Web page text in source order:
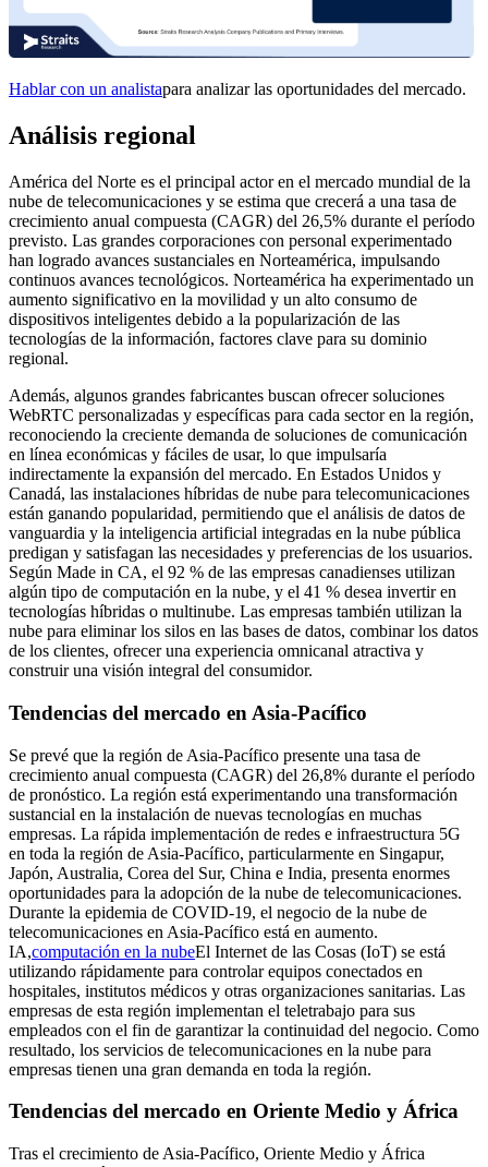
Hablar con un analistapara analizar las oportunidades del mercado.
Análisis regional
América del Norte es el principal actor en el mercado mundial de la
nube de telecomunicaciones y se estima que crecerá a una tasa de
crecimiento anual compuesta (CAGR) del 26,5% durante el período
previsto. Las grandes corporaciones con personal experimentado
han logrado avances sustanciales en Norteamérica, impulsando
continuos avances tecnológicos. Norteamérica ha experimentado un
aumento significativo en la movilidad y un alto consumo de
dispositivos inteligentes debido a la popularización de las
tecnologías de la información, factores clave para su dominio
regional.
Además, algunos grandes fabricantes buscan ofrecer soluciones
WebRTC personalizadas y específicas para cada sector en la región,
reconociendo la creciente demanda de soluciones de comunicación
en línea económicas y fáciles de usar, lo que impulsaría
indirectamente la expansión del mercado. En Estados Unidos y
Canadá, las instalaciones híbridas de nube para telecomunicaciones
están ganando popularidad, permitiendo que el análisis de datos de
vanguardia y la inteligencia artificial integradas en la nube pública
predigan y satisfagan las necesidades y preferencias de los usuarios.
Según Made in CA, el 92 % de las empresas canadienses utilizan
algún tipo de computación en la nube, y el 41 % desea invertir en
tecnologías híbridas o multinube. Las empresas también utilizan la
nube para eliminar los silos en las bases de datos, combinar los datos
de los clientes, ofrecer una experiencia omnicanal atractiva y
construir una visión integral del consumidor.
Tendencias del mercado en Asia-Pacífico
Se prevé que la región de Asia-Pacífico presente una tasa de
crecimiento anual compuesta (CAGR) del 26,8% durante el período
de pronóstico. La región está experimentando una transformación
sustancial en la instalación de nuevas tecnologías en muchas
empresas. La rápida implementación de redes e infraestructura 5G
en toda la región de Asia-Pacífico, particularmente en Singapur,
Japón, Australia, Corea del Sur, China e India, presenta enormes
oportunidades para la adopción de la nube de telecomunicaciones.
Durante la epidemia de COVID-19, el negocio de la nube de
telecomunicaciones en Asia-Pacífico está en aumento.
IA,computación en la nubeEl Internet de las Cosas (IoT) se está
utilizando rápidamente para controlar equipos conectados en
hospitales, institutos médicos y otras organizaciones sanitarias. Las
empresas de esta región implementan el teletrabajo para sus
empleados con el fin de garantizar la continuidad del negocio. Como
resultado, los servicios de telecomunicaciones en la nube para
empresas tienen una gran demanda en toda la región.
Tendencias del mercado en Oriente Medio y África
Tras el crecimiento de Asia-Pacífico, Oriente Medio y África